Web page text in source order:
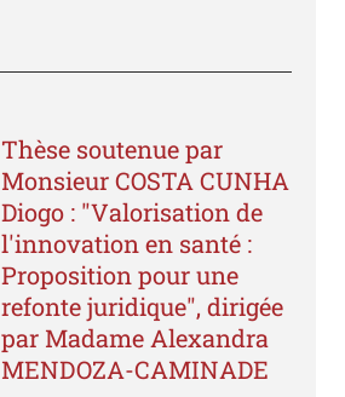
Thèse soutenue par
Monsieur COSTA CUNHA
Diogo : "Valorisation de
l'innovation en santé :
Proposition pour une
refonte juridique", dirigée
par Madame Alexandra
MENDOZA-CAMINADE